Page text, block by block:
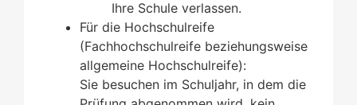
Ihre Schule verlassen.
Für die Hochschulreife
(Fachhochschulreife beziehungsweise
allgemeine Hochschulreife):
Sie besuchen im Schuljahr, in dem die